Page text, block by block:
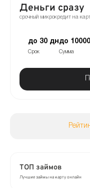
Деньги сразу
срочный микрокредит на
до 30 дн
Срок
до
Сумма
ТОП займов
Лучшие займы на карту онлайн